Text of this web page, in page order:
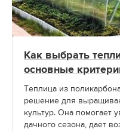
Как выбрать
основные
Теплица из
решение для
культур. Она помогает
дачного сезона, дает